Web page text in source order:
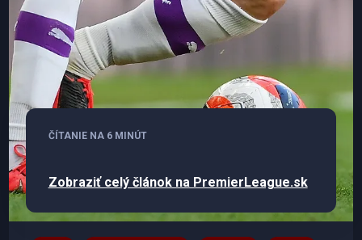
ČÍTANIE NA 6 MINÚT
Zobraziť celý článok na PremierLeague.sk